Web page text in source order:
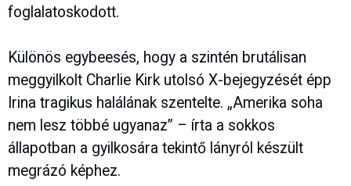
foglalatoskodott.
Különös egybeesés, hogy a szintén brutálisan
meggyilkolt Charlie Kirk utolsó X-bejegyzését épp
Irina tragikus halálának szentelte. „Amerika soha
nem lesz többé ugyanaz” – írta a sokkos
állapotban a gyilkosára tekintő lányról készült
megrázó képhez.